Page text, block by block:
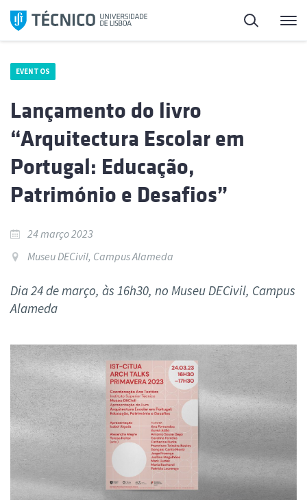
Saltar
para
Pesquisa
EVENTOS
Lançamento do livro
“Arquitectura Escolar em
Portugal: Educação,
Património e Desafios”
24 março 2023
Museu DECivil, Campus Alameda
Dia 24 de março, às 16h30, no Museu DECivil, Campus
Alameda